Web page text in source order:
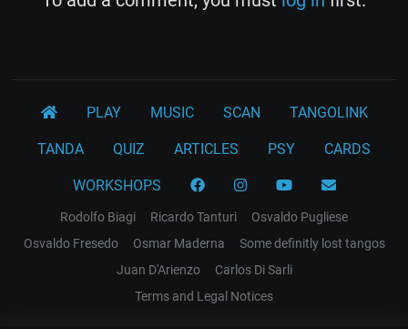
PLAY MUSIC SCAN TANGOLINK
TANDA QUIZ ARTICLES PSY CARDS
WORKSHOPS
Rodolfo Biagi Ricardo Tanturi
Osvaldo Pugliese
Osvaldo Fresedo
Osmar Maderna
Some definitly lost tangos
Juan D'Arienzo
Carlos Di Sarli
Terms and Legal Notices